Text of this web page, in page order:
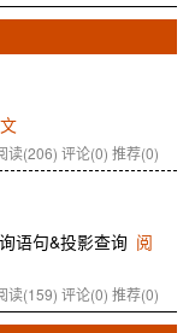
读(206) 评论(0) 推荐(0)
语句&投影查询 阅
读(159) 评论(0) 推荐(0)